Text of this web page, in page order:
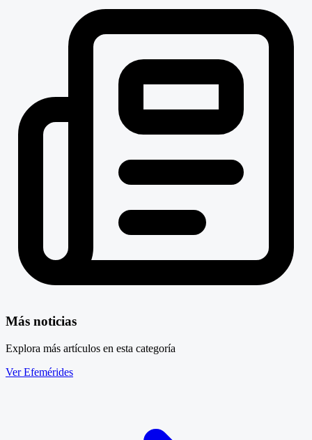
Más noticias
Explora más artículos en esta categoría
Ver Efemérides